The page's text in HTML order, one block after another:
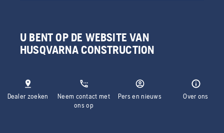
U BENT OP DE WEBSITE VAN
HUSQVARNA CONSTRUCTION
Dealer zoeken
Neem contact met
ons op
Pers en nieuws Over ons